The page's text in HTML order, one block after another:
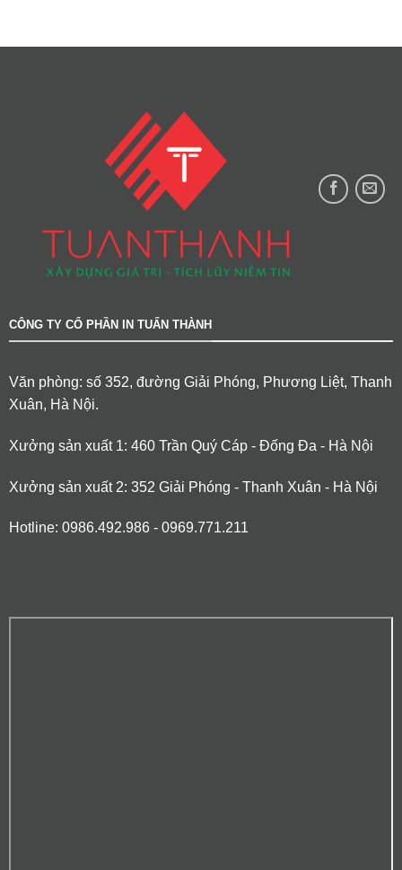
CÔNG TY CỔ PHẦN IN TUẤN THÀNH
Văn phòng: số 352, đường Giải Phóng, Phương Liệt, Thanh
Xuân, Hà Nội.
Xưởng sản xuất 1: 460 Trần Quý Cáp - Đống Đa - Hà Nội
Xưởng sản xuất 2: 352 Giải Phóng - Thanh Xuân - Hà Nội
Hotline: 0986.492.986 - 0969.771.211